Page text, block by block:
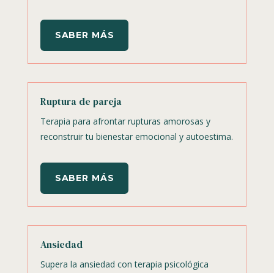
SABER MÁS
Ruptura de pareja
Terapia para afrontar rupturas amorosas y
reconstruir tu bienestar emocional y autoestima.
SABER MÁS
Ansiedad
Supera la ansiedad con terapia psicológica